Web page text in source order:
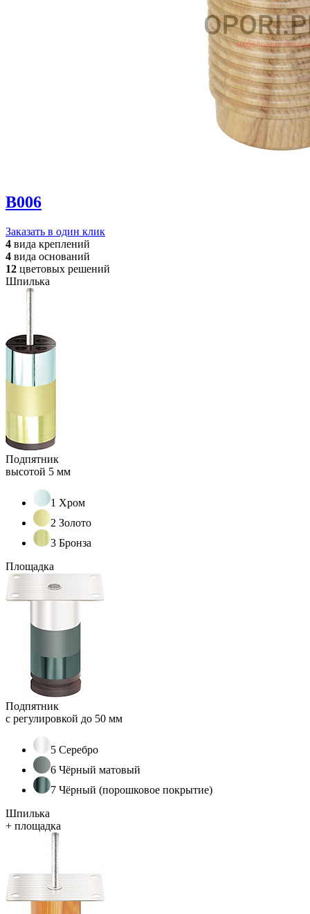
B006
Заказать в один клик
4 вида креплений
4 вида оснований
12 цветовых решений
Шпилька
Подпятник
высотой 5 мм
1 Хром
2 Золото
3 Бронза
Площадка
Подпятник
с регулировкой до 50 мм
5 Серебро
6 Чёрный матовый
7 Чёрный (порошковое покрытие)
Шпилька
+ площадка